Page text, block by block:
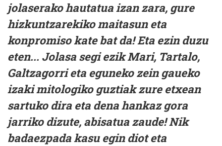
jolaserako hautatua izan zara, gure
hizkuntzarekiko maitasun eta
konpromiso kate bat da! Eta ezin duzu
eten... Jolasa segi ezik Mari, Tartalo,
Galtzagorri eta eguneko zein gaueko
izaki mitologiko guztiak zure etxean
sartuko dira eta dena hankaz gora
jarriko dizute, abisatua zaude! Nik
badaezpada kasu egin diot eta